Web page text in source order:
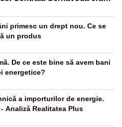
Ceaușescu
primesc un drept nou. Ce se
un produs
De ce este bine să avem bani
energetice?
a importurilor de energie.
Analiză Realitatea Plus